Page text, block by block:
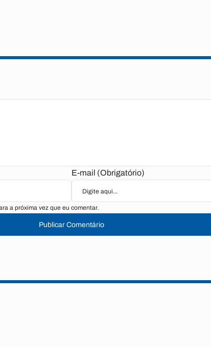
E-mail (Obrigatório)
a próxima vez que eu comentar.
Publicar Comentário